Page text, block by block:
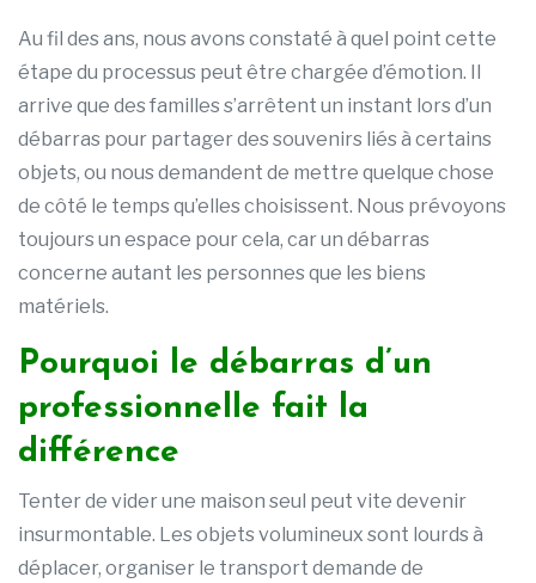
Au fil des ans, nous avons constaté à quel point cette
étape du processus peut être chargée d’émotion. Il
arrive que des familles s’arrêtent un instant lors d’un
débarras pour partager des souvenirs liés à certains
objets, ou nous demandent de mettre quelque chose
de côté le temps qu’elles choisissent. Nous prévoyons
toujours un espace pour cela, car un débarras
concerne autant les personnes que les biens
matériels.
Pourquoi le débarras d’un
professionnelle fait la
différence
Tenter de vider une maison seul peut vite devenir
insurmontable. Les objets volumineux sont lourds à
déplacer, organiser le transport demande de